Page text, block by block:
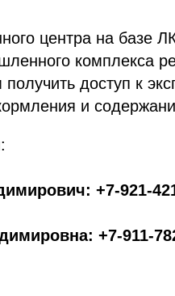
центра на базе
комплекса
доступ к
и
+7-921-
+7-911-